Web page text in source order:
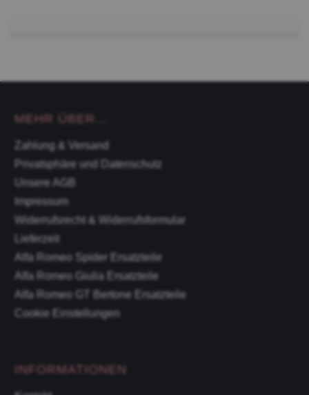
MEHR ÜBER...
Zahlung & Versand
Privatsphäre und Datenschutz
Unsere AGB
Impressum
Widerrufsrecht & Widerrufsformular
Lieferzeit
Alfa Romeo Spider Ersatzteile
Alfa Romeo Giulia Ersatzteile
Alfa Romeo GT Bertone Ersatzteile
Cookie Einstellungen
INFORMATIONEN